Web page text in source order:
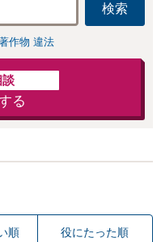
検索
作物 違法
る
順 役にたった順